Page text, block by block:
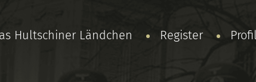
Hultschiner Ländchen Register